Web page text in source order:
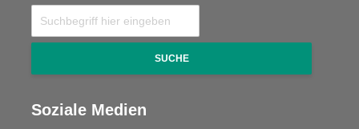
SUCHE
Soziale Medien